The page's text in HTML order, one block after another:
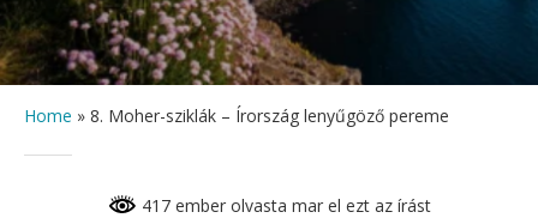
Home » 8. Moher-sziklák – Írország lenyűgöző pereme
417 ember olvasta mar el ezt az írást